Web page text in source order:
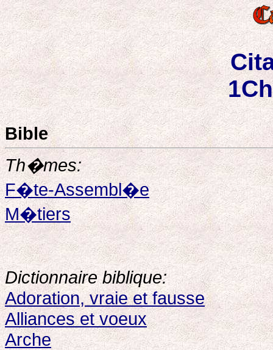
Bible
Th�mes:
F�te-Assembl�e
M�tiers
Dictionnaire biblique:
Adoration, vraie et fausse
Alliances et voeux
Arche